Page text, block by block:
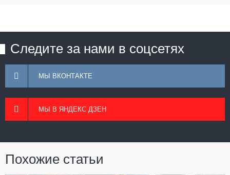
Следите за нами в соцсетях
МЫ ВКОНТАКТЕ
МЫ В ЯНДЕКС ДЗЕН
Похожие статьи